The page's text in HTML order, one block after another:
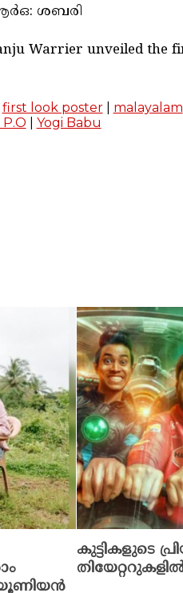
ശബരി
Warrier unveiled the
first look poster| malayalam
Yogi Babu
കുട്ടികളുടെ